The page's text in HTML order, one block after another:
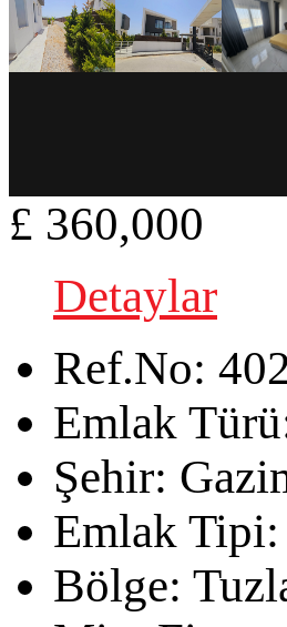
£ 360,000
Detaylar
Ref.No:
Emlak
Şehir:
Emlak Tipi:
Bölge: